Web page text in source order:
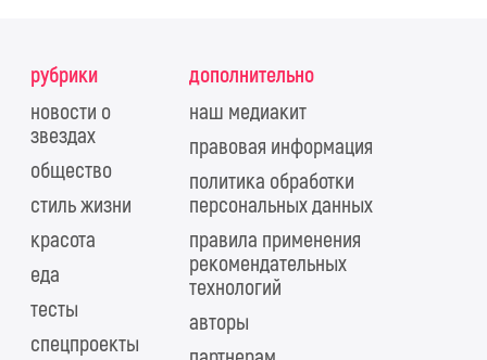
рубрики
новости о
звездах
общество
стиль жизни
красота
еда
тесты
спецпроекты
дополнительно
наш медиакит
правовая информация
политика обработки
персональных данных
правила применения
рекомендательных
технологий
авторы